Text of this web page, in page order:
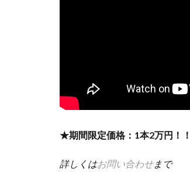
★期間限定価格： 1本2万円！！
詳しくはお問い合わせまで